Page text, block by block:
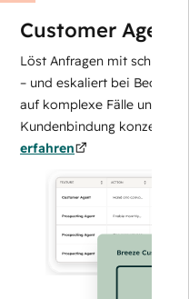
Customer Agent
Löst Anfragen mit schnellen,
– und eskaliert bei Bedarf,
auf komplexe Fälle und den
Kundenbindung konzentrieren
erfahren